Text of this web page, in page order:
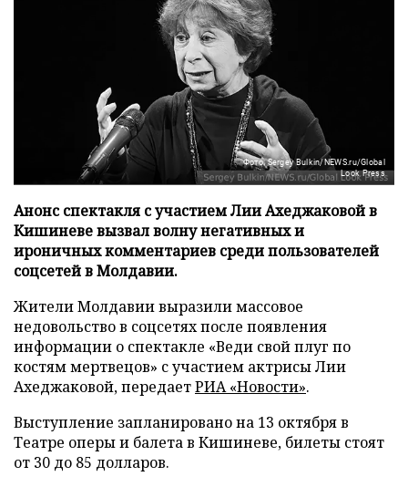
Фото: Sergey Bulkin/NEWS.ru/Global
Look Press
Анонс спектакля с участием Лии Ахеджаковой в
Кишиневе вызвал волну негативных и
ироничных комментариев среди пользователей
соцсетей в Молдавии.
Жители Молдавии выразили массовое
недовольство в соцсетях после появления
информации о спектакле «Веди свой плуг по
костям мертвецов» с участием актрисы Лии
Ахеджаковой, передаетРИА «Новости».
Выступление запланировано на 13 октября в
Театре оперы и балета в Кишиневе, билеты стоят
от 30 до 85 долларов.